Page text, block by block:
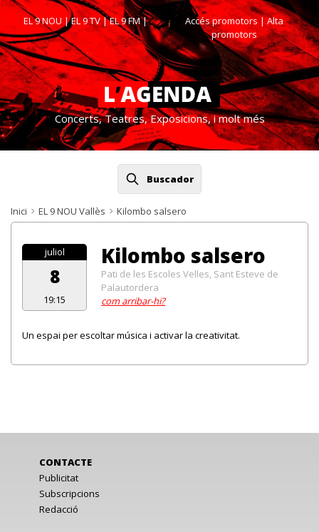
EL 9 NOU|EL 9 TV|EL 9 FM| Accés promotors| Alta
promotors
Concerts, Teatres, Exposicions, i molt més
Buscador
Inici EL 9 NOU Vallès Kilombo salsero
juliol
8
19:15
Kilombo salsero
Pati de les Escoles Velles, Sant Esteve de
Palautordera
com arribar-hi?
Un espai per escoltar música i activar la creativitat.
CONTACTE
Publicitat
Subscripcions
Redacció